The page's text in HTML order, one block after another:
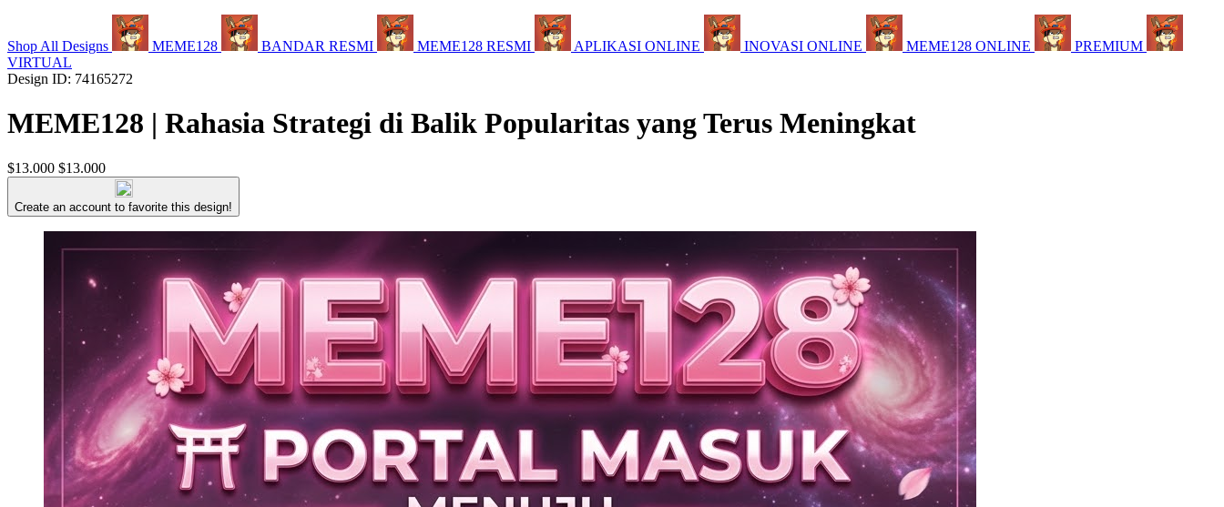
Shop All Designs MEME128 BANDAR RESMI MEME128 RESMI APLIKASI ONLINE INOVASI ONLINE MEME128 ONLINE
PREMIUM
VIRTUAL
Design ID: 74165272
MEME128 | Rahasia Strategi di Balik Popularitas yang Terus Meningkat
$13.000 $13.000
Create an account to favorite this design!